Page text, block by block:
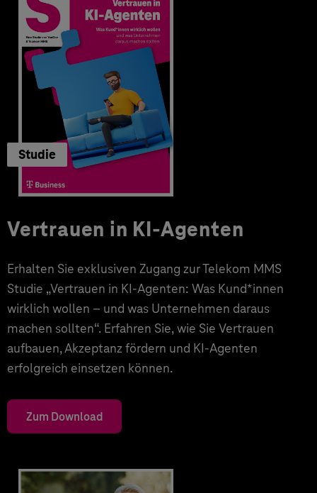
Studie
Vertrauen in KI-Agenten
Erhalten Sie exklusiven Zugang zur Telekom MMS
Studie „Vertrauen in KI-Agenten: Was Kund*innen
wirklich wollen – und was Unternehmen daraus
machen sollten“. Erfahren Sie, wie Sie Vertrauen
aufbauen, Akzeptanz fördern und KI-Agenten
erfolgreich einsetzen können.
Zum Download